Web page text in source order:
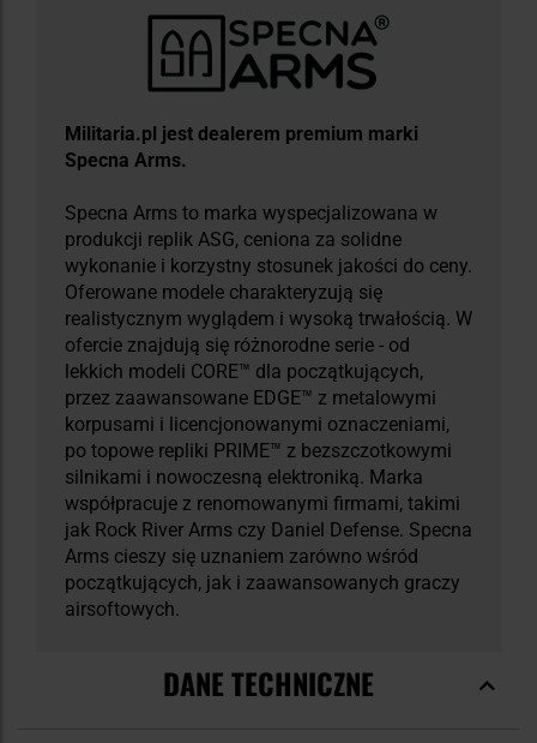
Militaria.pl jest dealerem premium marki
Specna Arms.
Specna Arms to marka wyspecjalizowana w
produkcji replik ASG, ceniona za solidne
wykonanie i korzystny stosunek jakości do ceny.
Oferowane modele charakteryzują się
realistycznym wyglądem i wysoką trwałością. W
ofercie znajdują się różnorodne serie - od
lekkich modeli CORE™ dla początkujących,
przez zaawansowane EDGE™ z metalowymi
korpusami i licencjonowanymi oznaczeniami,
po topowe repliki PRIME™ z bezszczotkowymi
silnikami i nowoczesną elektroniką. Marka
współpracuje z renomowanymi firmami, takimi
jak Rock River Arms czy Daniel Defense. Specna
Arms cieszy się uznaniem zarówno wśród
początkujących, jak i zaawansowanych graczy
airsoftowych.
DANE TECHNICZNE